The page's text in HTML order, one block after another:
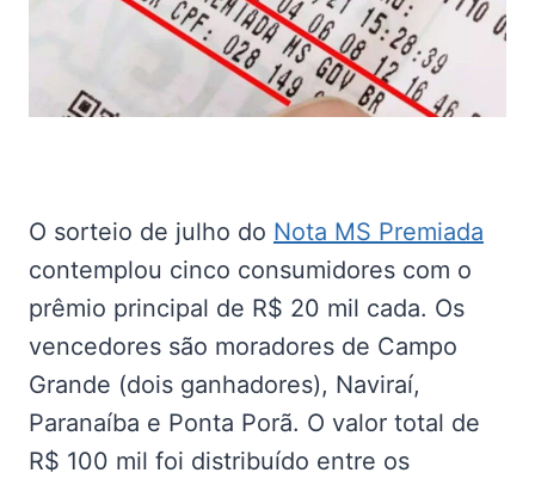
O sorteio de julho do Nota MS Premiada
contemplou cinco consumidores com o
prêmio principal de R$ 20 mil cada. Os
vencedores são moradores de Campo
Grande (dois ganhadores), Naviraí,
Paranaíba e Ponta Porã. O valor total de
R$ 100 mil foi distribuído entre os